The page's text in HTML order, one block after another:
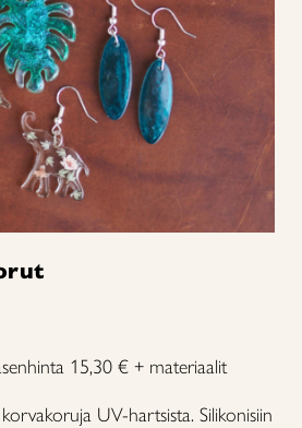
15,30 € + materiaalit
UV-hartsista. Silikonisiin